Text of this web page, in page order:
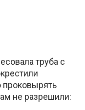
труба с
проковырять
не разрешили: